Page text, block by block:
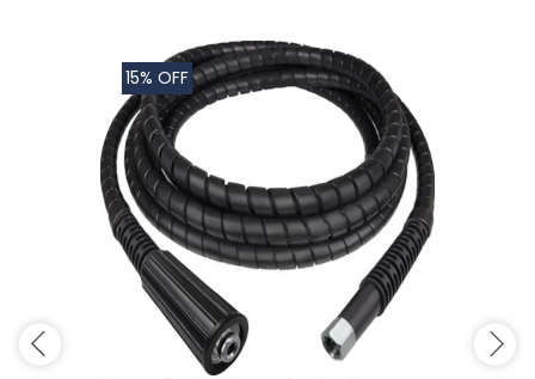
15% OFF